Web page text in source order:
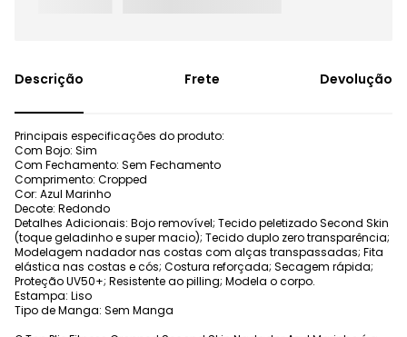
Frete Devolução
Principais especificações do produto:
Com Bojo: Sim
Com Fechamento: Sem Fechamento
Comprimento: Cropped
Cor: Azul Marinho
Decote: Redondo
Detalhes Adicionais: Bojo removível; Tecido peletizado Second Skin
(toque geladinho e super macio); Tecido duplo zero transparência;
Modelagem nadador nas costas com alças transpassadas; Fita
elástica nas costas e cós; Costura reforçada; Secagem rápida;
Proteção UV50+; Resistente ao pilling; Modela o corpo.
Estampa: Liso
Tipo de Manga: Sem Manga